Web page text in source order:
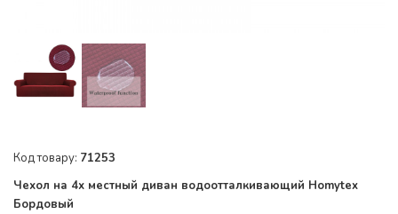
Код товару: 71253
Чехол на 4х местный диван водоотталкивающий Homytex
Бордовый